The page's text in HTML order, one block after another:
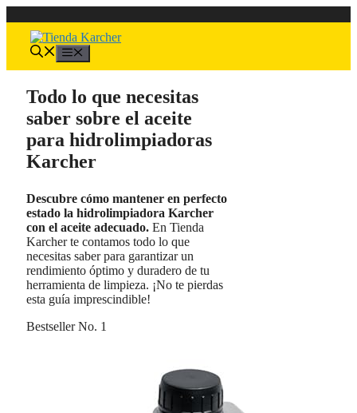
al
contenido
Todo lo que necesitas
saber sobre el aceite
para hidrolimpiadoras
Karcher
Descubre cómo mantener en perfecto
estado la hidrolimpiadora Karcher
con el aceite adecuado. En Tienda
Karcher te contamos todo lo que
necesitas saber para garantizar un
rendimiento óptimo y duradero de tu
herramienta de limpieza. ¡No te pierdas
esta guía imprescindible!
Bestseller No. 1